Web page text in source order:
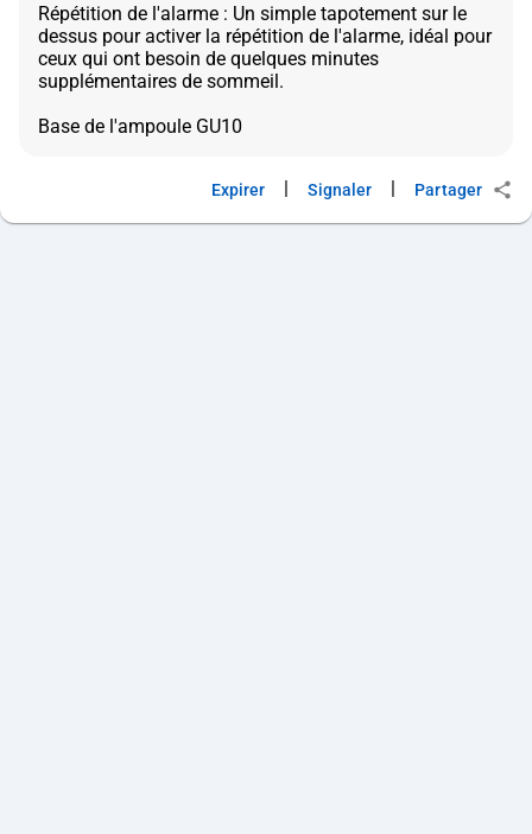
Répétition de l'alarme : Un simple tapotement sur le
dessus pour activer la répétition de l'alarme, idéal pour
ceux qui ont besoin de quelques minutes
supplémentaires de sommeil.
Expirer | Signaler | Partager